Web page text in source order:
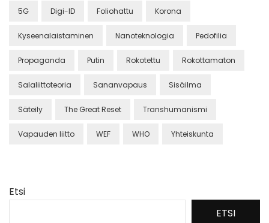
5G Digi-ID Foliohattu Korona
Kyseenalaistaminen Nanoteknologia Pedofilia
Propaganda Putin Rokotettu Rokottamaton
Salaliittoteoria Sananvapaus Sisäilma
Säteily The Great Reset Transhumanismi
Vapauden liitto WEF WHO Yhteiskunta
Etsi
ETSI